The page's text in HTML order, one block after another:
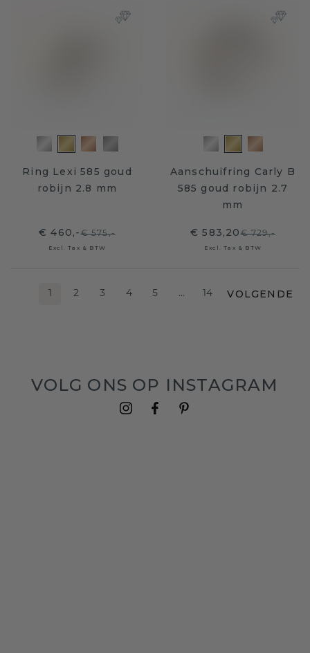
Ring Lexi 585 goud
robijn 2.8 mm
€ 460,-€ 575,-
Excl. Tax & BTW
Aanschuifring Carly B
585 goud robijn 2.7
mm
€ 583,20€ 729,-
Excl. Tax & BTW
1 2 3 4 5 … 14 VOLGENDE
VOLG ONS OP INSTAGRAM